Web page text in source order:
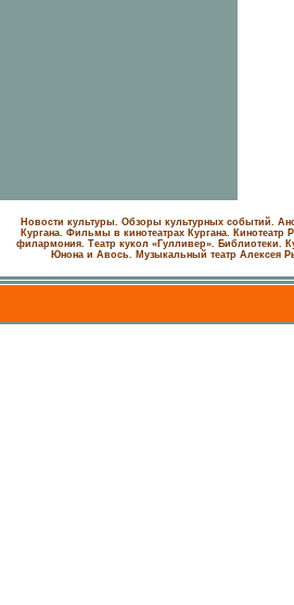
Новости культуры. Обзоры культурных событий.
Кургана. Фильмы в кинотеатрах Кургана.
Кинотеатр
филармония. Театр кукол «Гулливер». Библиотеки.
Юнона и Авось. Музыкальный театр Алексея